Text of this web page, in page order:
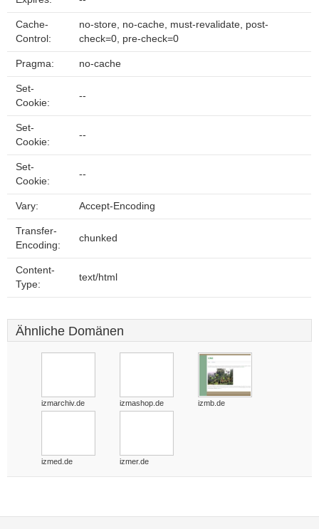
Cache-
Control:
no-store, no-cache, must-revalidate, post-
check=0, pre-check=0
Pragma: no-cache
Set-
Cookie:
--
Set-
Cookie:
--
Set-
Cookie:
--
Vary: Accept-Encoding
Transfer-
Encoding:
chunked
Content-
Type:
text/html
Ähnliche Domänen
izmarchiv.de izmashop.de izmb.de
izmed.de izmer.de